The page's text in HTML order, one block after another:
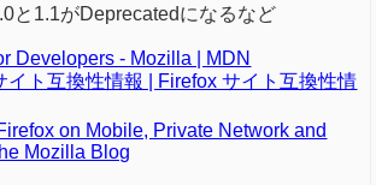
と1.1がDeprecatedになるなど
Developers - Mozilla | MDN
イト互換性情報 | Firefox サイト互換性情
on Mobile, Private Network and
Mozilla Blog